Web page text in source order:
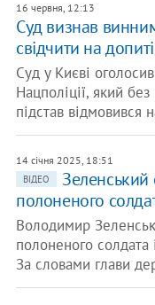
16 червня, 12:13
Суд визнав
свідчити на
Суд у Києві
Нацполіції, який
підстав відмовився
14 січня 2025, 18:51
ВІДЕО
полоненого
Володимир
полоненого
За словами глави